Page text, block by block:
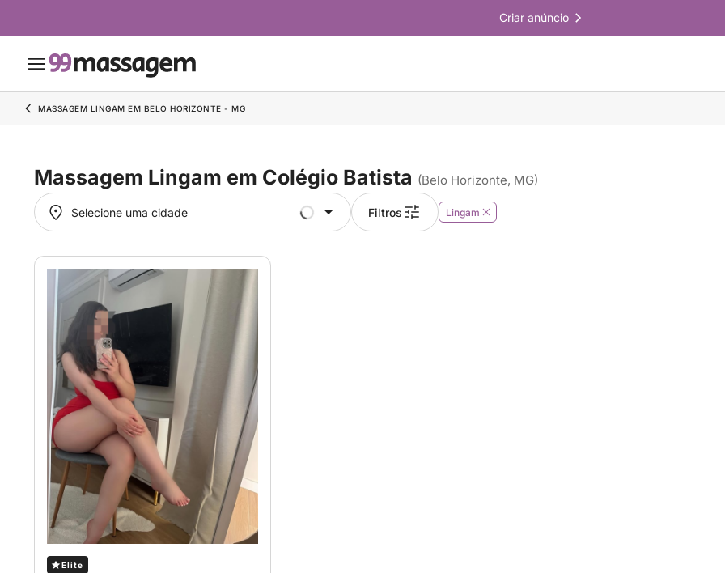
Criar anúncio
MASSAGEM LINGAM EM BELO HORIZONTE - MG
Massagem Lingam em Colégio Batista (Belo Horizonte, MG)
Selecione uma cidade
Selecione uma cidade Filtros Lingam
Elite